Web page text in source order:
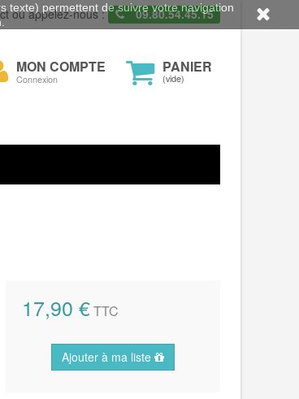
ou appelez-nous : 09.80.54.45.15
PANIER
(vide)
Mon
compte
MON COMPTE
Connexion
17,90 €TTC
Ajouter à ma liste
texte) permettent de suivre votre navigation